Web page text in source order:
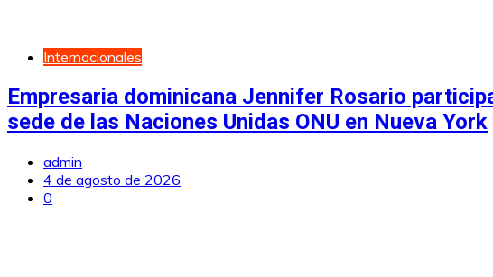
Internacionales
Empresaria dominicana Jennifer Rosario
sede de las Naciones Unidas ONU en Nueva York
admin
4 de agosto de 2026
0